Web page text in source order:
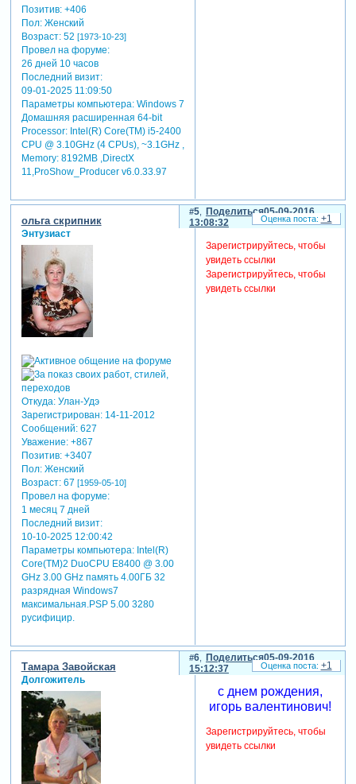
Позитив: +406
Пол:Женский
Возраст:52 [1973-10-23]
Провел на форуме:
26 дней 10 часов
Последний визит:
09-01-2025 11:09:50
Параметры компьютера:Windows 7
Домашняя расширенная 64-bit
Processor: Intel(R) Core(TM) i5-2400
CPU @ 3.10GHz (4 CPUs), ~3.1GHz ,
Memory: 8192MB ,DirectX
11,ProShow_Producer v6.0.33.97
Поделиться
5
05-09-2016
13:08:32
ольга скрипник
Энтузиаст
Откуда:Улан-Удэ
Зарегистрирован: 14-11-2012
Сообщений:627
Уважение: +867
Позитив: +3407
Пол:Женский
Возраст:67 [1959-05-10]
Провел на форуме:
1 месяц 7 дней
Последний визит:
10-10-2025 12:00:42
Параметры компьютера:Intel(R)
Core(TM)2 DuoCPU E8400 @ 3.00
GHz 3.00 GHz память 4.00ГБ 32
разрядная Windows7
максимальная.PSP 5.00 3280
русифицир.
Зарегистрируйтесь, чтобы
увидеть ссылки
Зарегистрируйтесь, чтобы
увидеть ссылки
+1
Поделиться
6
05-09-2016
15:12:37
Тамара Завойская
Долгожитель
с днем рождения,
игорь валентинович!
Зарегистрируйтесь, чтобы
увидеть ссылки
+1